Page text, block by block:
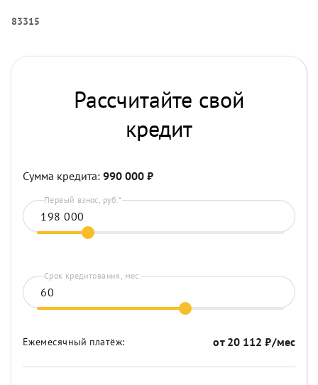
83315
Рассчитайте свой
кредит
Сумма кредита: 990 000 ₽
Первый взнос, руб.*
Срок кредитования, мес.
Ежемесячный платёж: от 20 112 ₽/мес